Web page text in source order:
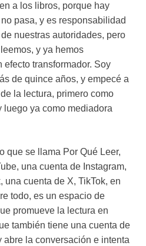
a los libros, porque hay
pasa, y es responsabilidad
nuestras autoridades, pero
y ya hemos
transformador. Soy
de quince años, y empecé a
la lectura, primero como
ya como mediadora
que se llama Por Qué Leer,
una cuenta de Instagram,
una cuenta de X, TikTok, en
todo, es un espacio de
promueve la lectura en
también tiene una cuenta de
abre la conversación e intenta